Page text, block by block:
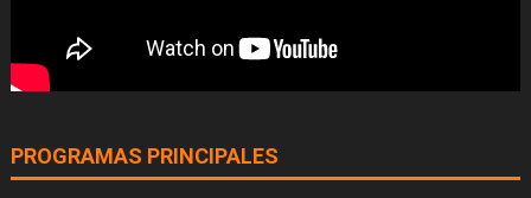
PROGRAMAS PRINCIPALES